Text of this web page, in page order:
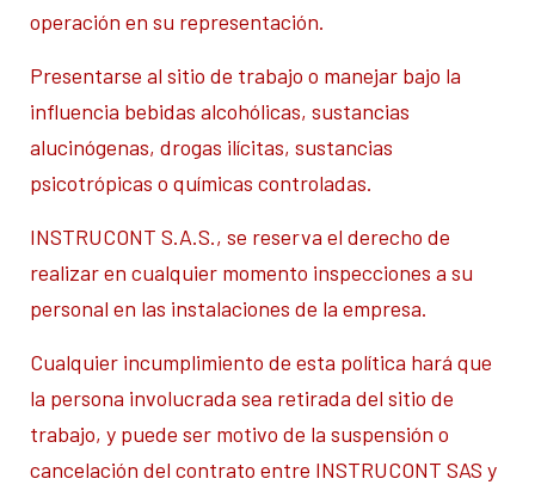
operación en su representación.
Presentarse al sitio de trabajo o manejar bajo la
influencia bebidas alcohólicas, sustancias
alucinógenas, drogas ilícitas, sustancias
psicotrópicas o químicas controladas.
INSTRUCONT S.A.S., se reserva el derecho de
realizar en cualquier momento inspecciones a su
personal en las instalaciones de la empresa.
Cualquier incumplimiento de esta política hará que
la persona involucrada sea retirada del sitio de
trabajo, y puede ser motivo de la suspensión o
cancelación del contrato entre INSTRUCONT SAS y